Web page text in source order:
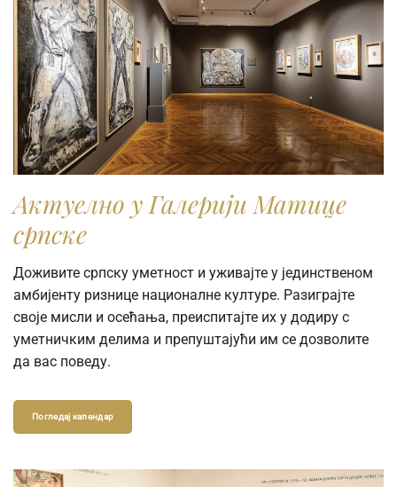
Актуелно у Галерији Матице
српске
Доживите српску уметност и уживајте у јединственом
амбијенту ризнице националне културе. Разиграјте
своје мисли и осећања, преиспитајте их у додиру с
уметничким делима и препуштајући им се дозволите
да вас поведу.
Погледај календар